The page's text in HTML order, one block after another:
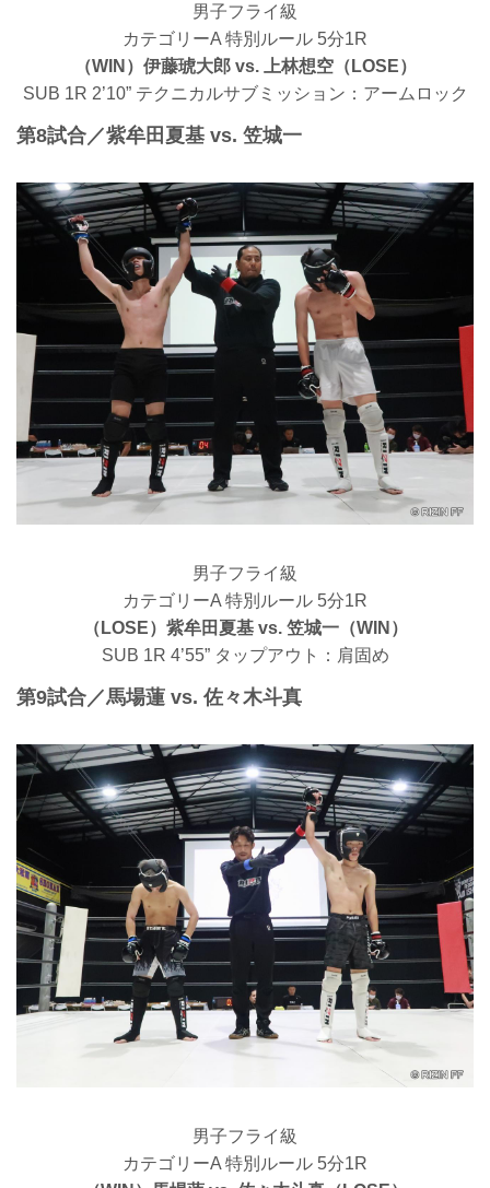
男子フライ級
カテゴリーA 特別ルール 5分1R
（WIN）伊藤琥大郎 vs. 上林想空（LOSE）
SUB 1R 2’10” テクニカルサブミッション：アームロック
第8試合／紫牟田夏基 vs. 笠城一
男子フライ級
カテゴリーA 特別ルール 5分1R
（LOSE）紫牟田夏基 vs. 笠城一（WIN）
SUB 1R 4’55” タップアウト：肩固め
第9試合／馬場蓮 vs. 佐々木斗真
男子フライ級
カテゴリーA 特別ルール 5分1R